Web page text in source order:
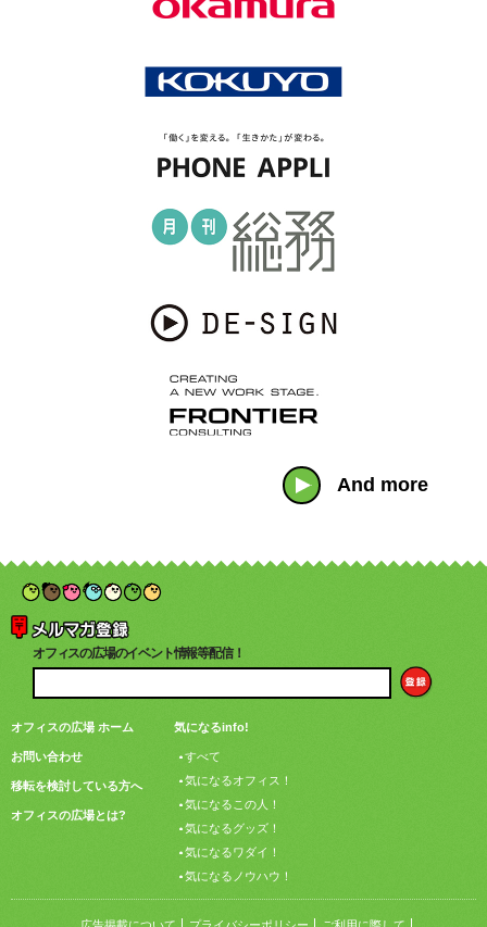
And more
オフィスの広場のイベント情報等配信！
オフィスの広場 ホーム
お問い合わせ
移転を検討している方へ
オフィスの広場とは?
気になるinfo!
すべて
気になるオフィス！
気になるこの人！
気になるグッズ！
気になるワダイ！
気になるノウハウ！